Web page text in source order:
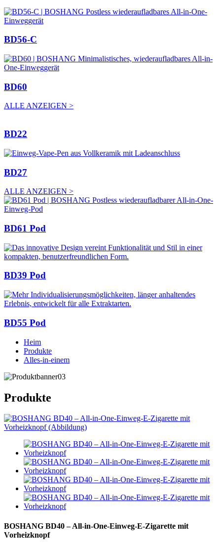
BD56-C
BD60
ALLE ANZEIGEN >
BD22
BD27
ALLE ANZEIGEN >
BD61 Pod
BD39 Pod
BD55 Pod
Heim
Produkte
Alles-in-einem
Produkte
BOSHANG BD40 – All-in-One-Einweg-E-Zigarette mit
Vorheizknopf